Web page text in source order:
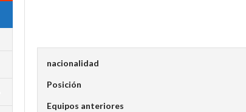
nacionalidad
Posición
Equipos anteriores